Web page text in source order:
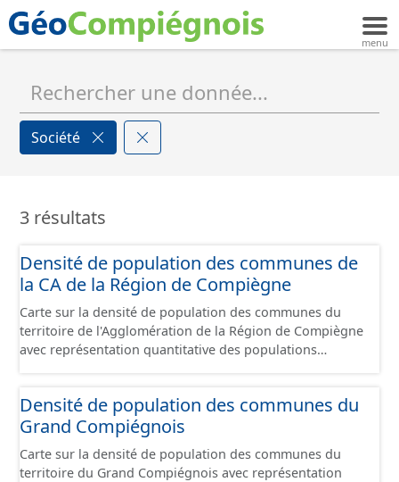
Société
3 résultats
Densité de population des communes de
la CA de la Région de Compiègne
Carte sur la densité de population des communes du
territoire de l'Agglomération de la Région de Compiègne
avec représentation quantitative des populations
Densité de population des communes du
Grand Compiégnois
Carte sur la densité de population des communes du
territoire du Grand Compiégnois avec représentation